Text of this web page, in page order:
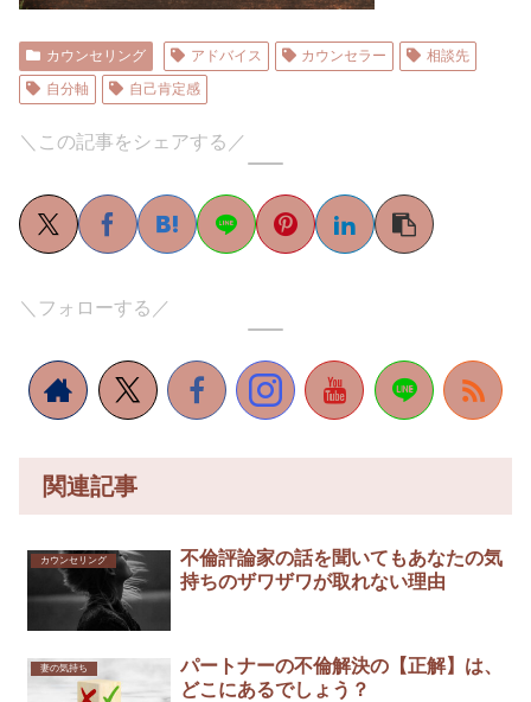
カウンセリング アドバイス カウンセラー
相談先
自分軸
自己肯定感
＼この記事をシェアする／
＼フォローする／
関連記事
カウンセリング
不倫評論家の話を聞いてもあなたの気
持ちのザワザワが取れない理由
妻の気持ち
パートナーの不倫解決の【正解】は、
どこにあるでしょう？